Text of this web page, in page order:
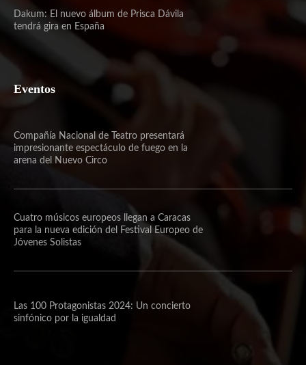
Dakum: El nuevo álbum de Prisca Dávila
tendrá gira en España
Eventos
Compañía Nacional de Teatro presentará
impresionante espectáculo de fuego en la
arena del Nuevo Circo
Cuatro músicos europeos llegan a Caracas
para la nueva edición del Festival Europeo de
Jóvenes Solistas
Las 100 Protagonistas 2024: Un concierto
sinfónico por la igualdad